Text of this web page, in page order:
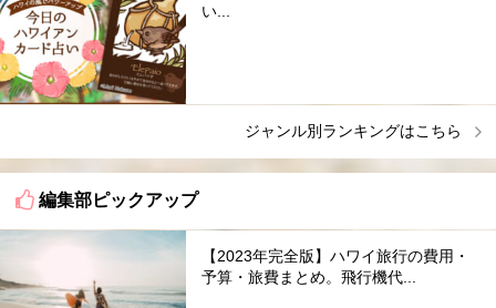
い...
ジャンル別ランキングはこちら
編集部ピックアップ
【2023年完全版】ハワイ旅行の費用・
予算・旅費まとめ。飛行機代...